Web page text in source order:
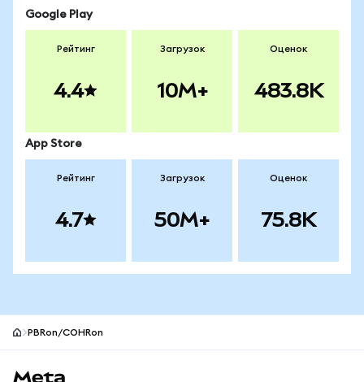
Google Play
Рейтинг
4.4
Загрузок
10M+
Оценок
483.8K
App Store
Рейтинг
4.7
Загрузок
50M+
Оценок
75.8K
PBRon/COHRon